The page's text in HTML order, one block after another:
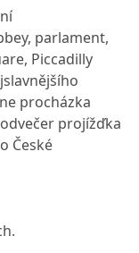
parlament,
Piccadilly
procházka
projížďka
České